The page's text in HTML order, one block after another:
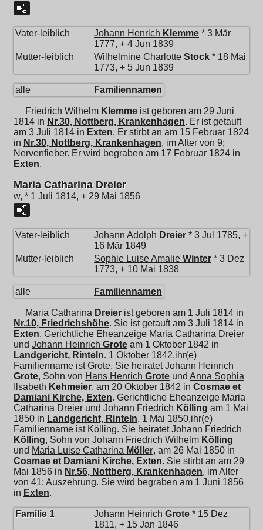
Vater-leiblich Johann Henrich Klemme * 3 Mär
1777, + 4 Jun 1839
Mutter-leiblich
Wilhelmine Charlotte Stock * 18 Mai
1773, + 5 Jun 1839
alle Familiennamen
Friedrich Wilhelm Klemme ist geboren am 29 Juni
1814 in Nr.30, Nottberg, Krankenhagen. Er ist getauft
am 3 Juli 1814 in Exten. Er stirbt an am 15 Februar 1824
in Nr.30, Nottberg, Krankenhagen, im Alter von 9;
Nervenfieber. Er wird begraben am 17 Februar 1824 in
Exten.
Maria Catharina Dreier
w, * 1 Juli 1814, + 29 Mai 1856
Vater-leiblich Johann Adolph Dreier * 3 Jul 1785, +
16 Mär 1849
Mutter-leiblich
Sophie Luise Amalie Winter * 3 Dez
1773, + 10 Mai 1838
alle Familiennamen
Maria Catharina Dreier ist geboren am 1 Juli 1814 in
Nr.10, Friedrichshöhe. Sie ist getauft am 3 Juli 1814 in
Exten. Gerichtliche Eheanzeige Maria Catharina Dreier
und Johann Heinrich Grote am 1 Oktober 1842 in
Landgericht, Rinteln. 1 Oktober 1842,ihr(e)
Familienname ist Grote. Sie heiratetJohann Heinrich
Grote, Sohn von Hans Henrich Grote und Anna Sophia
Ilsabeth Kehmeier, am 20 Oktober 1842 in Cosmae et
Damiani Kirche, Exten. Gerichtliche Eheanzeige Maria
Catharina Dreier und Johann Friedrich Kölling am 1 Mai
1850 in Landgericht, Rinteln. 1 Mai 1850,ihr(e)
Familienname ist Kölling. Sie heiratetJohann Friedrich
Kölling, Sohn von Johann Friedrich Wilhelm Kölling
und Maria Luise Catharina Möller, am 26 Mai 1850 in
Cosmae et Damiani Kirche, Exten. Sie stirbt an am 29
Mai 1856 in Nr.56, Nottberg, Krankenhagen, im Alter
von 41; Auszehrung. Sie wird begraben am 1 Juni 1856
in Exten.
Familie 1 Johann Heinrich Grote * 15 Dez
1811, + 15 Jan 1846